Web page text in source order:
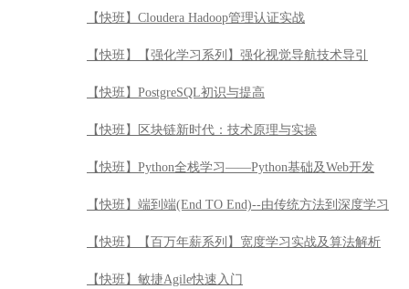
【快班】Cloudera Hadoop管理认证实战
【快班】【强化学习系列】强化视觉导航技术导引
【快班】PostgreSQL初识与提高
【快班】区块链新时代：技术原理与实操
【快班】Python全栈学习——Python基础及Web开发
【快班】端到端(End TO End)--由传统方法到深度学习
【快班】【百万年薪系列】宽度学习实战及算法解析
【快班】敏捷Agile快速入门